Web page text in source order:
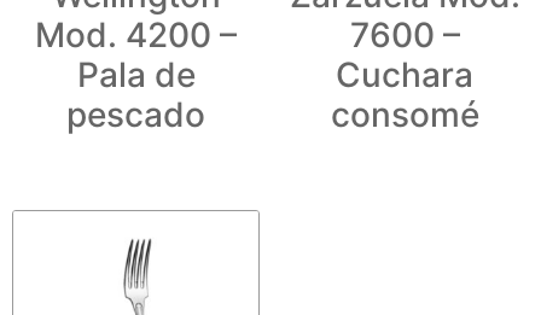
Mod. 4200 –
Pala de
pescado
7600 –
Cuchara
consomé